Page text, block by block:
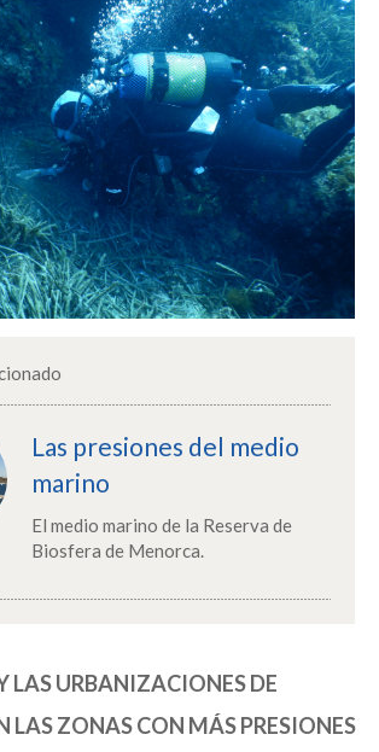
Las presiones del medio
marino
El medio marino de la Reserva de
Biosfera de Menorca.
LAS URBANIZACIONES DE
LAS ZONAS CON MÁS PRESIONES